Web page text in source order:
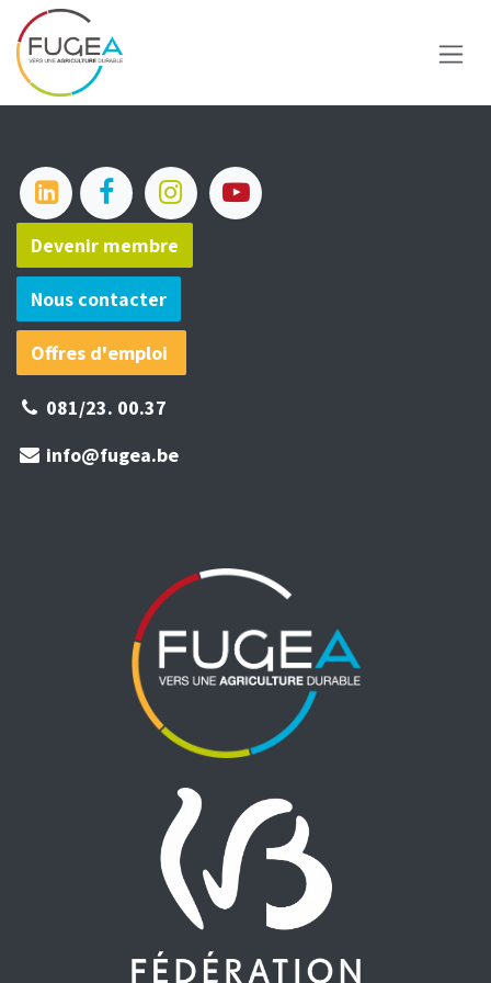
Se rendre au contenu
Devenir membre​​​​
Nous contacter
Offres d'emploi
081/23. 00.37​
info@fugea.be